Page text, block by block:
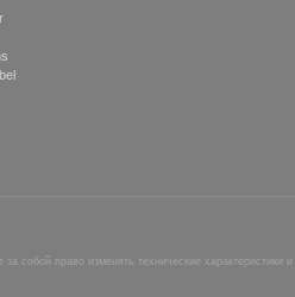
собой право изменять технические характеристики